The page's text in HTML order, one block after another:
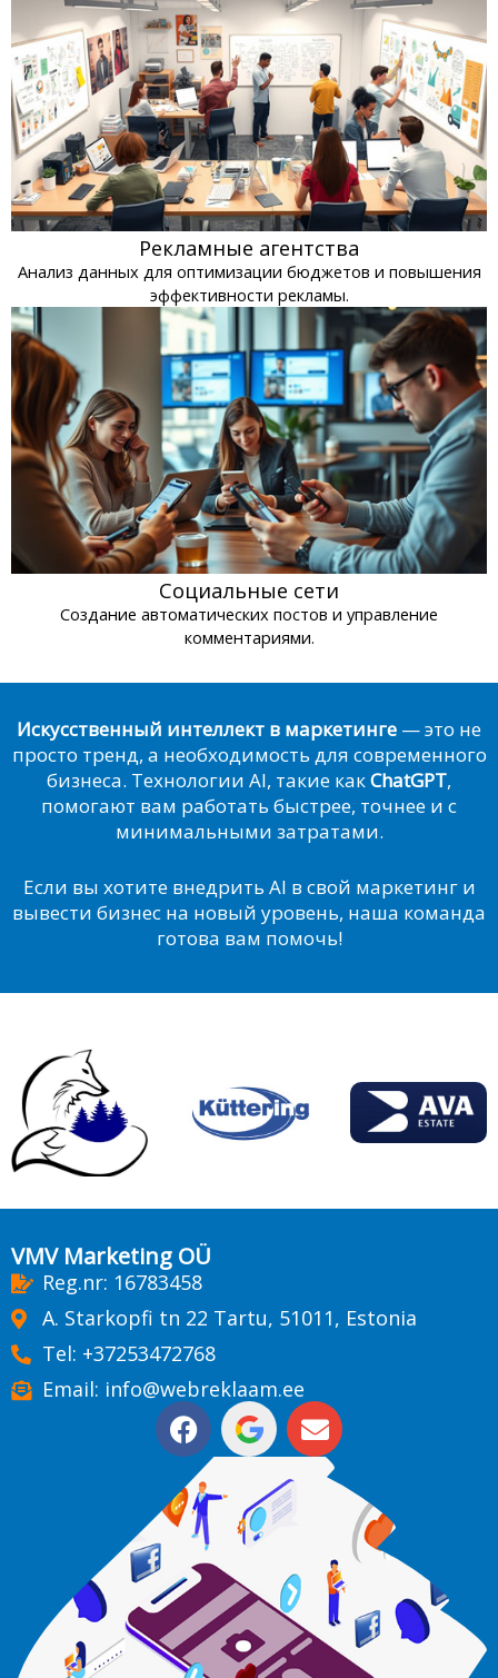
Рекламные агентства
Анализ данных для оптимизации бюджетов и повышения
эффективности рекламы.
Социальные сети
Создание автоматических постов и управление
комментариями.
Искусственный интеллект в маркетинге — это не
просто тренд, а необходимость для современного
бизнеса. Технологии AI, такие какChatGPT,
помогают вам работать быстрее, точнее и с
минимальными затратами.
Если вы хотите внедрить AI в свой маркетинг и
вывести бизнес на новый уровень, наша команда
готова вам помочь!
VMV Marketing OÜ
Reg.nr: 16783458
A. Starkopfi tn 22 Tartu, 51011, Estonia
Tel: +37253472768
Email: info@webreklaam.ee
F
a
c
e
b
o
k
E
n
v
p